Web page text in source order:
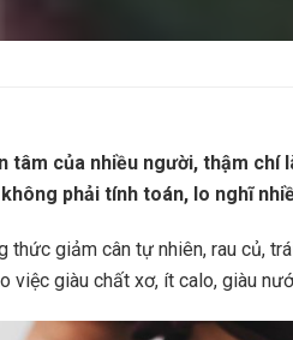
tâm của nhiều người, thậm
phải tính toán, lo nghĩ
thức giảm cân tự nhiên, rau củ,
việc giàu chất xơ, ít calo, giàu